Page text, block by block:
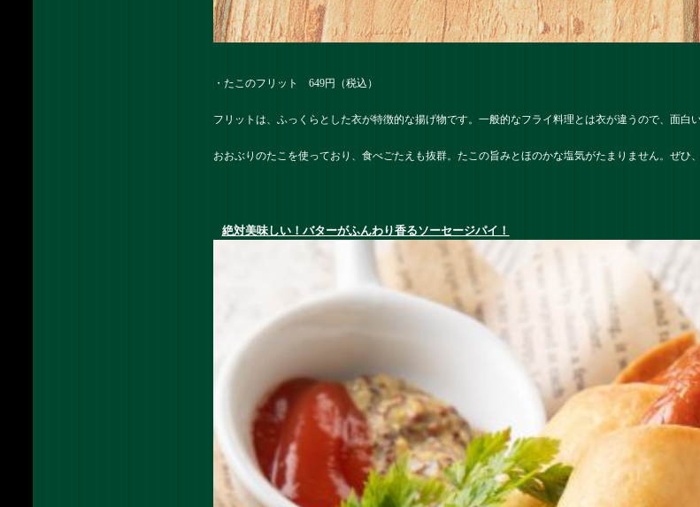
・たこのフリット 649円（税込）
フリットは、ふっくらとした衣が特徴的な揚げ物です。一般的なフライ料理とは衣が違うので、面白
おおぶりのたこを使っており、食べごたえも抜群。たこの旨みとほのかな塩気がたまりません。ぜひ
絶対美味しい！バターがふんわり香るソーセージパイ！